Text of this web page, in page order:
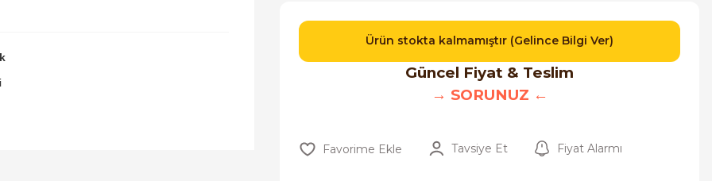
Ürün stokta kalmamıştır (Gelince Bilgi Ver)
Güncel Fiyat & Teslim
→ SORUNUZ ←
Tavsiye Et Fiyat Alarmı